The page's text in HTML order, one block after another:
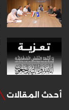
أحدث المقالات